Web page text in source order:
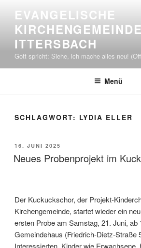
springen
EVANGELISCHE
KIRCHENGEMEINDE
ITTERSBACH
Gott spricht: Siehe, ich mache alles neu!
Menü
SCHLAGWORT: LYDIA ELLER
VERÖFFENTLICHT
AM
16. JUNI 2025
Neues Probenprojekt im
Der Kuckuckschor, der Projekt-
Kirchengemeinde, startet wieder ein
ersten Probe am Samstag, 21. Juni, ab
Gemeindehaus (Friedrich-Dietz-Straße
Interessierten, Kinder wie Erwachsene,